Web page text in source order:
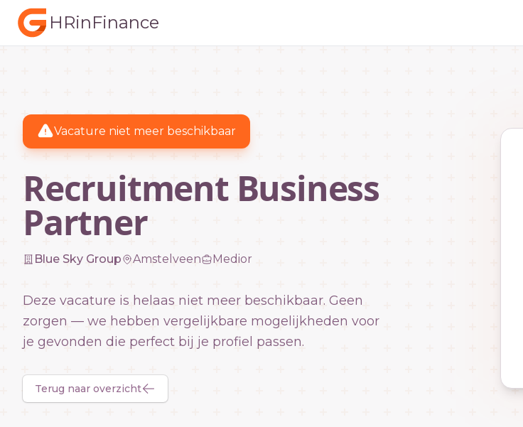
HRinFinance
Vacature niet meer beschikbaar
Recruitment Business
Partner
Blue Sky Group Amstelveen Medior
Deze vacature is helaas niet meer beschikbaar. Geen
zorgen — we hebben vergelijkbare mogelijkheden voor
je gevonden die perfect bij je profiel passen.
Terug naar overzicht